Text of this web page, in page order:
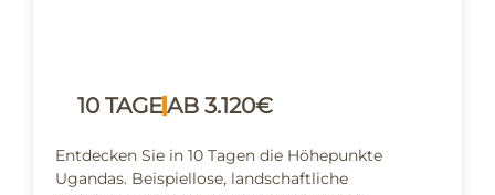
10 TAGEAB 3.120€
Entdecken Sie in 10 Tagen die Höhepunkte
Ugandas. Beispiellose, landschaftliche